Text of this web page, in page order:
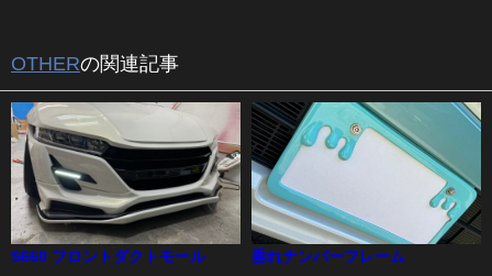
OTHERの関連記事
S660 フロントダクトモール 垂れナンバーフレーム